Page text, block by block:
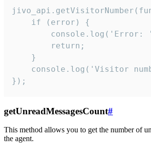
    if (error) {
console.log('Error:
        return;
    }
console.log('Visitor
});
getUnreadMessagesCount#
This method allows you to get the number of
the agent.